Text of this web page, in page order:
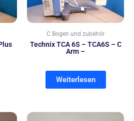
C Bogen und zubehör
Technix TCA 6S – TCA6S – C
Arm –
Weiterlesen